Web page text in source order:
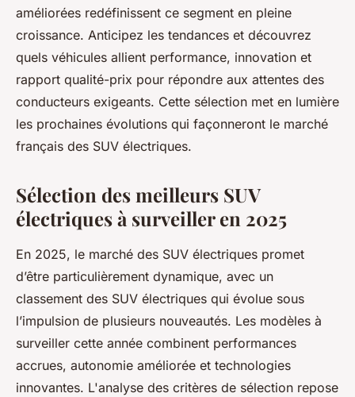
Sarah•17 février 2026•8 min de lecture
améliorées redéfinissent ce segment en pleine
croissance. Anticipez les tendances et découvrez
quels véhicules allient performance, innovation et
rapport qualité-prix pour répondre aux attentes des
conducteurs exigeants. Cette sélection met en lumière
les prochaines évolutions qui façonneront le marché
français des SUV électriques.
Sélection des meilleurs SUV
électriques à surveiller en 2025
En 2025, le marché des SUV électriques promet
d’être particulièrement dynamique, avec un
classement des SUV électriques qui évolue sous
l’impulsion de plusieurs nouveautés. Les modèles à
surveiller cette année combinent performances
accrues, autonomie améliorée et technologies
innovantes. L'analyse des critères de sélection repose